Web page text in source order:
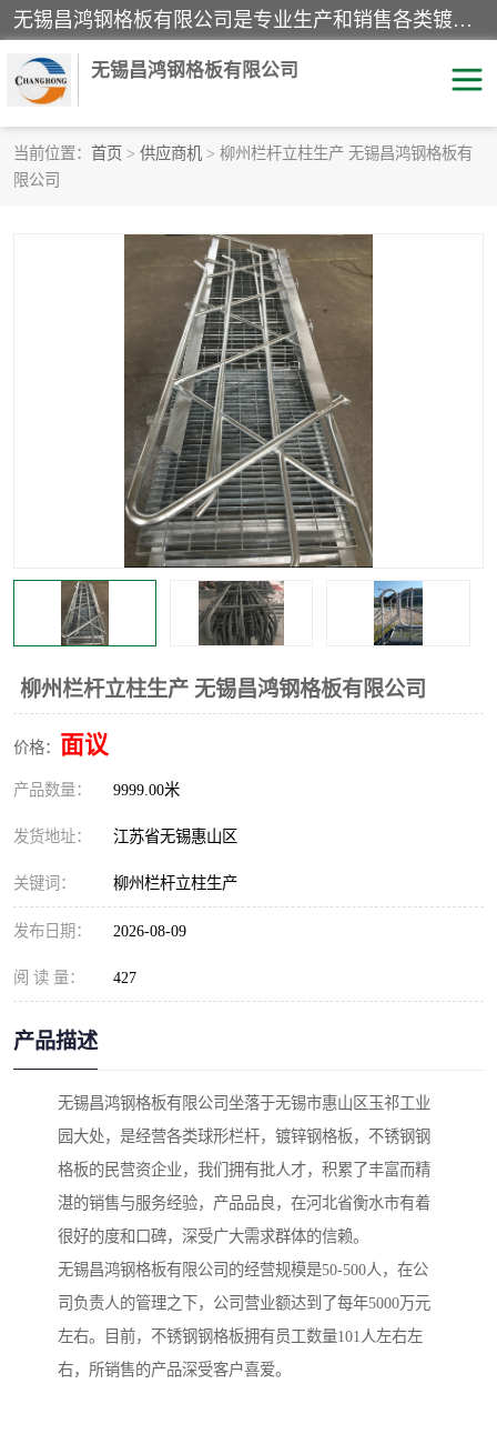
无锡昌鸿钢格板有限公司是专业生产和销售各类镀锌钢格板、镀锌钢格栅、不锈钢钢格及其相关产品的现代化企业。公司产品广泛运用于石油、化工、港口、电力、运输、造纸、医药、钢铁、食品、市政、房地产、制造业等各个领域。
无锡昌鸿钢格板有限公司
当前位置： 首页 > 供应商机 > 柳州栏杆立柱生产 无锡昌鸿钢格板有
限公司
柳州栏杆立柱生产 无锡昌鸿钢格板有限公司
价格： 面议
产品数量： 9999.00米
发货地址： 江苏省无锡惠山区
关键词： 柳州栏杆立柱生产
发布日期： 2026-08-09
阅 读 量： 427
产品描述
无锡昌鸿钢格板有限公司坐落于无锡市惠山区玉祁工业
园大处，是经营各类球形栏杆，镀锌钢格板，不锈钢钢
格板的民营资企业，我们拥有批人才，积累了丰富而精
湛的销售与服务经验，产品品良，在河北省衡水市有着
很好的度和口碑，深受广大需求群体的信赖。
无锡昌鸿钢格板有限公司的经营规模是50-500人，在公
司负责人的管理之下，公司营业额达到了每年5000万元
左右。目前，不锈钢钢格板拥有员工数量101人左右左
右，所销售的产品深受客户喜爱。
镀锌钢格板
水沟盖板
钢格栅
钢格板
复合钢格板
钢格栅踏步板 插接钢格板